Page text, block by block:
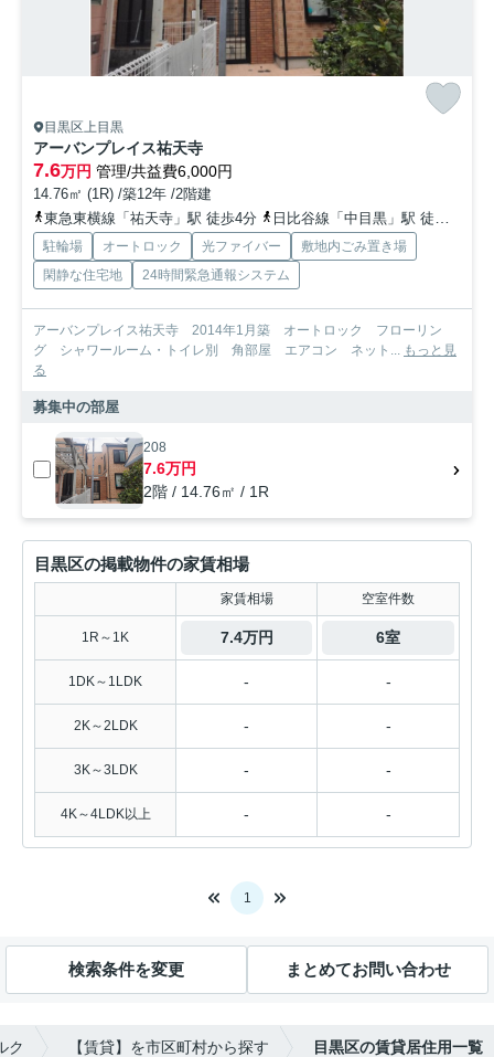
目黒区上目黒
アーバンプレイス祐天寺
7.6万円 管理/共益費6,000円
14.76㎡ (1R) /築12年 /2階建
東急東横線「祐天寺」駅 徒歩4分
日比谷線「中目黒」駅 徒歩10分
駐輪場 オートロック 光ファイバー
敷地内ごみ置き場
閑静な住宅地
24時間緊急通報システム
アーバンプレイス祐天寺 2014年1月築 オートロック フローリン
グ シャワールーム・トイレ別 角部屋 エアコン ネット... もっと見
る
募集中の部屋
208
7.6万円
2階 / 14.76㎡ / 1R
目黒区の掲載物件の家賃相場
家賃相場 空室件数
1R～1K 7.4万円 6室
1DK～1LDK - -
2K～2LDK - -
3K～3LDK - -
4K～4LDK以上 - -
1
検索条件を変更 まとめてお問い合わせ
ク 【賃貸】を市区町村から探す 目黒区の賃貸居住用一覧